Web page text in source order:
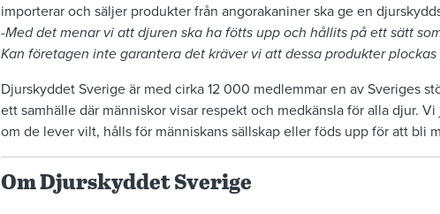
importerar och säljer produkter från angorakaniner ska ge en
-Med det menar vi att djuren ska ha fötts upp och hållits på ett sätt
Kan företagen inte garantera det kräver vi att dessa produkter
Djurskyddet Sverige är med cirka 12 000 medlemmar en av Sveriges
ett samhälle där människor visar respekt och medkänsla för alla djur.
om de lever vilt, hålls för människans sällskap eller föds upp för att bli
Om Djurskyddet Sverige